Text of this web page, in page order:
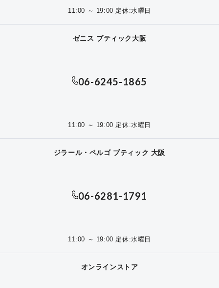
11:00 ～ 19:00 定休:水曜日
ゼニス ブティック大阪
06-6245-1865
11:00 ～ 19:00 定休:水曜日
ジラール・ペルゴ ブティック 大阪
06-6281-1791
11:00 ～ 19:00 定休:水曜日
オンラインストア